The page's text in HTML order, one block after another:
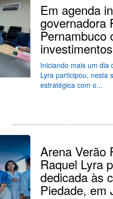
Em agenda
governadora
Pernambuco
Iniciando mais um dia
Lyra participou, nesta
estratégica com o...
Arena Verão
Raquel Lyra
dedicada às
Piedade, em